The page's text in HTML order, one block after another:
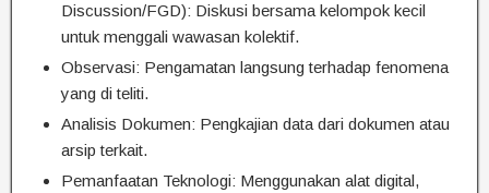
Discussion/FGD): Diskusi bersama kelompok kecil
untuk menggali wawasan kolektif.
Observasi: Pengamatan langsung terhadap fenomena
yang di teliti.
Analisis Dokumen: Pengkajian data dari dokumen atau
arsip terkait.
Pemanfaatan Teknologi: Menggunakan alat digital,